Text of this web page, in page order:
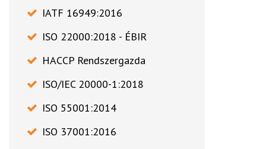
IATF 16949:2016
ISO 22000:2018 - ÉBIR
HACCP Rendszergazda
ISO/IEC 20000-1:2018
ISO 55001:2014
ISO 37001:2016